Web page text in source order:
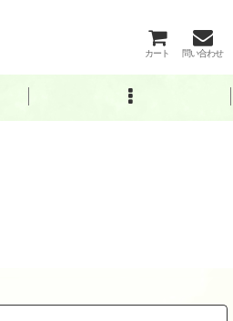
カート 問い合わせ